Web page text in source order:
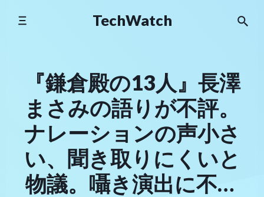
TechWatch
『鎌倉殿の13人』長澤
まさみの語りが不評。
ナレーションの声小さ
い、聞き取りにくいと
物議。囁き演出に不満